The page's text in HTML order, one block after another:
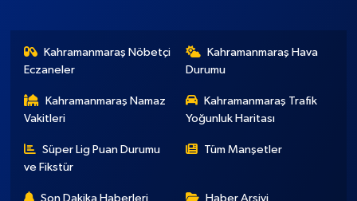
Kahramanmaraş Nöbetçi
Eczaneler
Kahramanmaraş Hava
Durumu
Kahramanmaraş Namaz
Vakitleri
Kahramanmaraş Trafik
Yoğunluk Haritası
Süper Lig Puan Durumu
ve Fikstür
Tüm Manşetler
Son Dakika Haberleri Haber Arşivi